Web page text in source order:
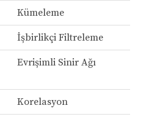
Kümeleme
İşbirlikçi Filtreleme
Evrişimli Sinir Ağı
Korelasyon